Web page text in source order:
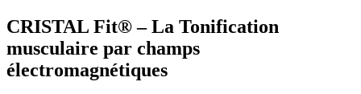
CRISTAL Fit® – La Tonification
musculaire par champs
électromagnétiques